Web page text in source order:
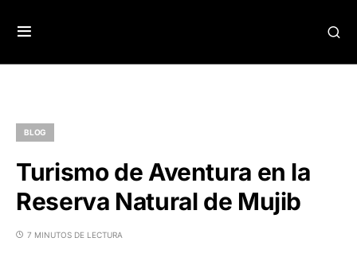
BLOG
Turismo de Aventura en la
Reserva Natural de Mujib
7 MINUTOS DE LECTURA